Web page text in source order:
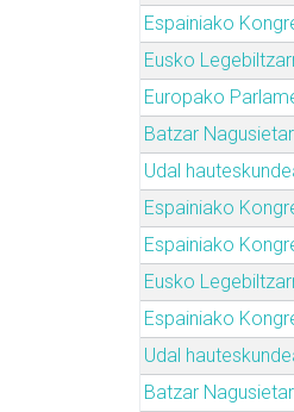
Espainiako
Eusko
Europako
Batzar
Udal
Espainiako
Espainiako
Eusko
Espainiako
Udal
Batzar